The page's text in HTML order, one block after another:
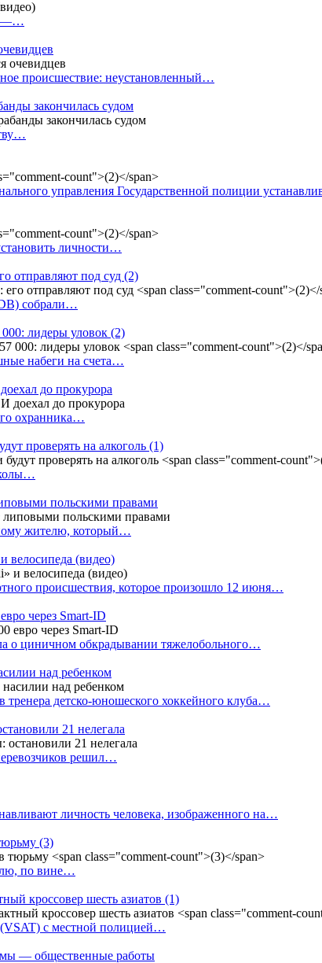
—…
происшествие: неустановленный…
закончилась судом
управления Государственной полиции
личности…
отправляют под суд (2)
собрали…
лидеры уловок (2)
набеги на счета…
до прокурора
охранника…
проверять на алкоголь (1)
польскими правами
жителю, который…
велосипеда (видео)
происшествия, которое произошло 12 июня…
через Smart-ID
о циничном обкрадывании тяжелобольного…
над ребенком
детско-юношеского хоккейного клуба…
21 нелегала
решил…
личность человека, изображенного на…
(3)
по вине…
кроссовер шесть азиатов (1)
с местной полицией…
— общественные работы